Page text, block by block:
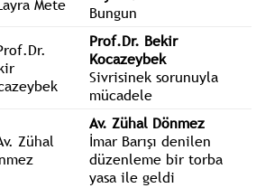
Bungun
Prof.Dr. Bekir
Kocazeybek
Sivrisinek sorunuyla
mücadele
Av. Zühal Dönmez
İmar Barışı denilen
düzenleme bir torba
yasa ile geldi